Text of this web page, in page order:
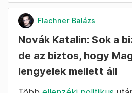
Flachner Balázs
Novák Katalin: Sok a
de az biztos, hogy
lengyelek mellett áll